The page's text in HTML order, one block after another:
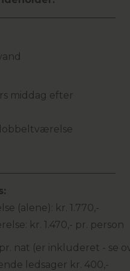
middag efter
(alene): kr. 1.770,-
kr. 1.470,- pr. person
nat (er inkluderet - se
ledsager kr. 400,-